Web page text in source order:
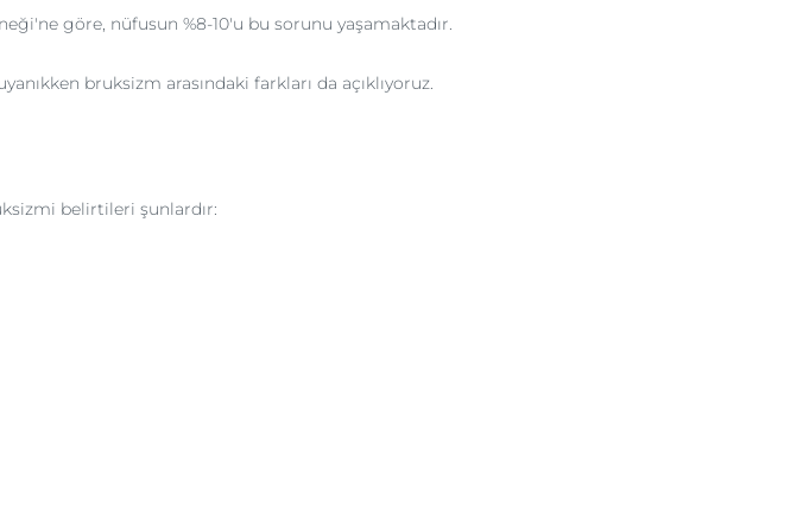
göre, nüfusun %8-10'u bu sorunu yaşamaktadır.
bruksizm arasındaki farkları da açıklıyoruz.
belirtileri şunlardır: